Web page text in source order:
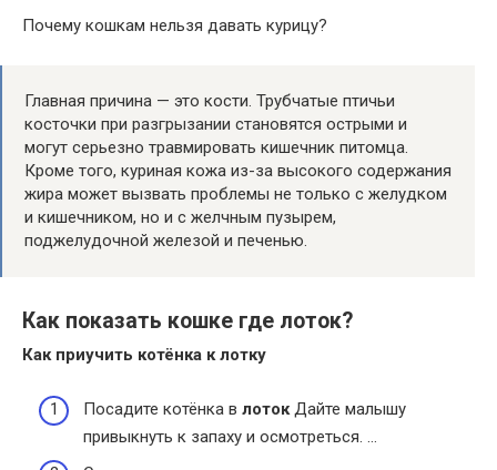
Почему кошкам нельзя давать курицу?
Главная причина — это кости. Трубчатые птичьи
косточки при разгрызании становятся острыми и
могут серьезно травмировать кишечник питомца.
Кроме того, куриная кожа из-за высокого содержания
жира может вызвать проблемы не только с желудком
и кишечником, но и с желчным пузырем,
поджелудочной железой и печенью.
Как показать кошке где лоток?
Как приучить котёнка к лотку
Посадите котёнка в лоток Дайте малышу
привыкнуть к запаху и осмотреться. …